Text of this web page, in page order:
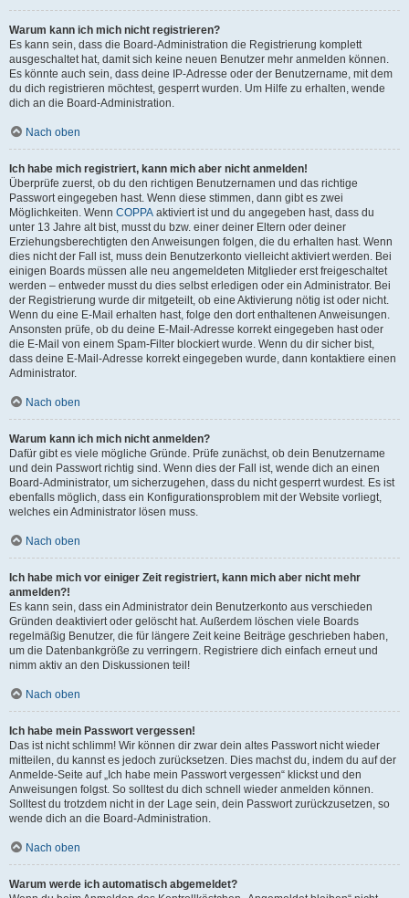
Warum kann ich mich nicht registrieren?
Es kann sein, dass die Board-Administration die Registrierung komplett
ausgeschaltet hat, damit sich keine neuen Benutzer mehr anmelden können.
Es könnte auch sein, dass deine IP-Adresse oder der Benutzername, mit dem
du dich registrieren möchtest, gesperrt wurden. Um Hilfe zu erhalten, wende
dich an die Board-Administration.
Nach oben
Ich habe mich registriert, kann mich aber nicht anmelden!
Überprüfe zuerst, ob du den richtigen Benutzernamen und das richtige
Passwort eingegeben hast. Wenn diese stimmen, dann gibt es zwei
Möglichkeiten. Wenn COPPA aktiviert ist und du angegeben hast, dass du
unter 13 Jahre alt bist, musst du bzw. einer deiner Eltern oder deiner
Erziehungsberechtigten den Anweisungen folgen, die du erhalten hast. Wenn
dies nicht der Fall ist, muss dein Benutzerkonto vielleicht aktiviert werden. Bei
einigen Boards müssen alle neu angemeldeten Mitglieder erst freigeschaltet
werden – entweder musst du dies selbst erledigen oder ein Administrator. Bei
der Registrierung wurde dir mitgeteilt, ob eine Aktivierung nötig ist oder nicht.
Wenn du eine E-Mail erhalten hast, folge den dort enthaltenen Anweisungen.
Ansonsten prüfe, ob du deine E-Mail-Adresse korrekt eingegeben hast oder
die E-Mail von einem Spam-Filter blockiert wurde. Wenn du dir sicher bist,
dass deine E-Mail-Adresse korrekt eingegeben wurde, dann kontaktiere einen
Administrator.
Nach oben
Warum kann ich mich nicht anmelden?
Dafür gibt es viele mögliche Gründe. Prüfe zunächst, ob dein Benutzername
und dein Passwort richtig sind. Wenn dies der Fall ist, wende dich an einen
Board-Administrator, um sicherzugehen, dass du nicht gesperrt wurdest. Es ist
ebenfalls möglich, dass ein Konfigurationsproblem mit der Website vorliegt,
welches ein Administrator lösen muss.
Nach oben
Ich habe mich vor einiger Zeit registriert, kann mich aber nicht mehr
anmelden?!
Es kann sein, dass ein Administrator dein Benutzerkonto aus verschieden
Gründen deaktiviert oder gelöscht hat. Außerdem löschen viele Boards
regelmäßig Benutzer, die für längere Zeit keine Beiträge geschrieben haben,
um die Datenbankgröße zu verringern. Registriere dich einfach erneut und
nimm aktiv an den Diskussionen teil!
Nach oben
Ich habe mein Passwort vergessen!
Das ist nicht schlimm! Wir können dir zwar dein altes Passwort nicht wieder
mitteilen, du kannst es jedoch zurücksetzen. Dies machst du, indem du auf der
Anmelde-Seite auf „Ich habe mein Passwort vergessen“ klickst und den
Anweisungen folgst. So solltest du dich schnell wieder anmelden können.
Solltest du trotzdem nicht in der Lage sein, dein Passwort zurückzusetzen, so
wende dich an die Board-Administration.
Nach oben
Warum werde ich automatisch abgemeldet?